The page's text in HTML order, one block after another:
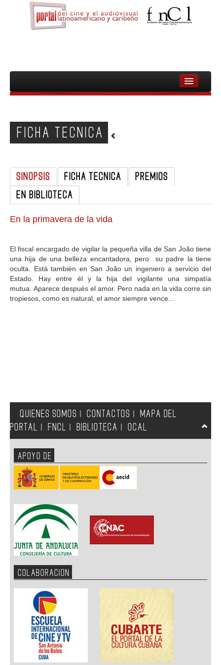
INICIO
PELICULAS
DOCUMENTALES
MUJERES
AUDIOVISUAL INDIGENA Y COMUNITARIO
FICHA TECNICA
SINOPSIS FICHA TECNICA
PREMIOS
EN BIBLIOTECA
En la primavera de la vida
El fiscal encargado de vigilar la pequeña villa de San João tiene
una hija de una belleza encantadora, pero su padre la tiene
oculta. Está también en San João un ingeniero a servicio del
Estado. Hay entre él y la hija del vigilante una simpatía
mutua. Aparece después el amor. Pero nada en la vida corre sin
tropiesos, como es natural, el amor siempre vence...
QUIENES SOMOS CONTACTOS
MAPA DEL
PORTAL
FNCL BIBLIOTECA OCAL
APOYO DE
COLABORACION